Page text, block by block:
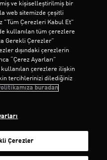
ve kişiselleştirilmiş bir
web sitemizde çeşitli
"Tüm Çerezleri Kabul Et"
kullanılan tüm çerezlere
Gerekli Çerezler”
dışındaki çerezlerin
“Çerez Ayarları”
kullanılan çerezlere ilişkin
tercihlerinizi dilediğiniz
buradan
Çerezler